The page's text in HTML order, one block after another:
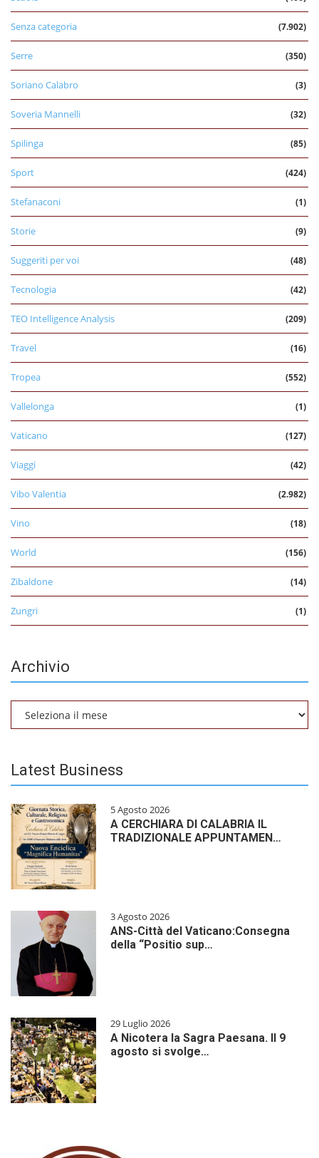
Senza categoria (7.902)
Serre (350)
Soriano Calabro (3)
Soveria Mannelli (32)
Spilinga (85)
Sport (424)
Stefanaconi (1)
Storie (9)
Suggeriti per voi (48)
Tecnologia (42)
TEO Intelligence Analysis (209)
Travel (16)
Tropea (552)
Vallelonga (1)
Vaticano (127)
Viaggi (42)
Vibo Valentia (2.982)
Vino (18)
World (156)
Zibaldone (14)
Zungri (1)
Archivio
Latest Business
5 Agosto 2026
A CERCHIARA DI CALABRIA IL
TRADIZIONALE APPUNTAMEN…
3 Agosto 2026
ANS-Città del Vaticano:Consegna
della “Positio sup…
29 Luglio 2026
A Nicotera la Sagra Paesana. Il 9
agosto si svolge…